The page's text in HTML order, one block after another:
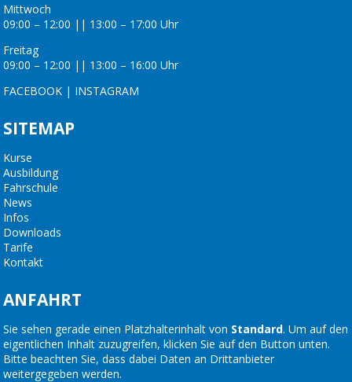
Mittwoch
09:00 – 12:00 || 13:00 – 17:00 Uhr
Freitag
09:00 – 12:00 || 13:00 – 16:00 Uhr
FACEBOOK | INSTAGRAM
SITEMAP
Kurse
Ausbildung
Fahrschule
News
Infos
Downloads
Tarife
Kontakt
ANFAHRT
Sie sehen gerade einen Platzhalterinhalt von Standard. Um auf den
eigentlichen Inhalt zuzugreifen, klicken Sie auf den Button unten.
Bitte beachten Sie, dass dabei Daten an Drittanbieter
weitergegeben werden.